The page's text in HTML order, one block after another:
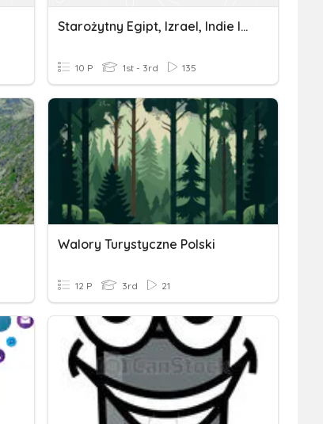
Starożytny Egipt, Izrael, Indie I Chiny
10 P 1st - 3rd 135
Walory Turystyczne Polski
12 P 3rd 21